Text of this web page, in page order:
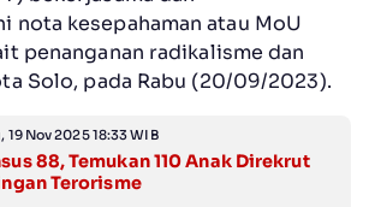
nota kesepahaman atau MoU
penanganan radikalisme dan
Solo, pada Rabu (20/09/2023).
19 Nov 2025 18:33 WIB
88, Temukan 110 Anak Direkrut
Terorisme